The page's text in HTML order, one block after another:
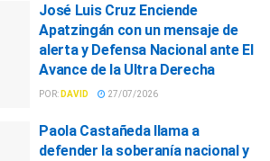
José Luis Cruz Enciende
Apatzingán con un mensaje de
alerta y Defensa Nacional ante El
Avance de la Ultra Derecha
POR: DAVID 27/07/2026
Paola Castañeda llama a
defender la soberanía nacional y